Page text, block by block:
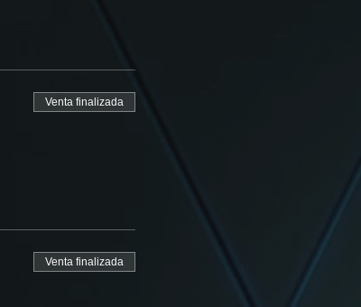
Venta finalizada
Venta finalizada